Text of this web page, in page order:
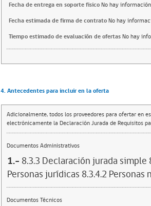
Fecha de entrega en soporte fisicoNo hay información
Fecha estimada de firma de contratoNo hay
Tiempo estimado de evaluación de ofertasNo hay
4. Antecedentes para incluir en la oferta
Adicionalmente, todos los proveedores para ofertar en
electrónicamente la Declaración Jurada de Requisitos
Documentos Administrativos
1.- 8.3.3 Declaración jurada
Personas jurídicas 8.3.4.2
Documentos Técnicos